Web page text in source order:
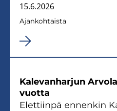
15.6.2026
Ajan­koh­tais­ta
Ka­le­van­har­jun
vuot­ta
Elet­tiin­pä en­nen­kin